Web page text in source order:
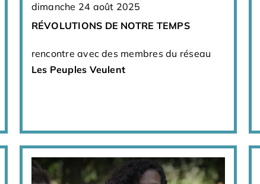
dimanche 24 août 2025
RÉVOLUTIONS DE NOTRE TEMPS
rencontre avec des membres du réseau
Les Peuples Veulent